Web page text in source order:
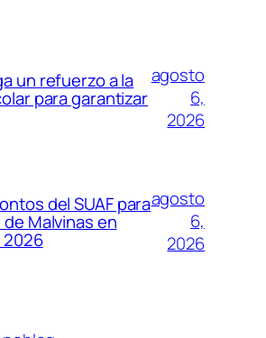
un refuerzo a la
para garantizar
agosto
6,
2026
del SUAF para
Malvinas en
agosto
6,
2026